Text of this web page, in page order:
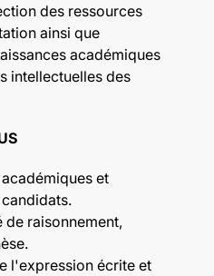
des ressources
ainsi que
académiques
intellectuelles des
et
raisonnement,
l'expression écrite et